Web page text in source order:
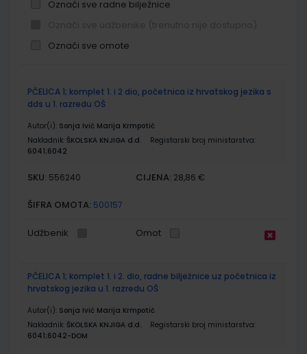
Označi sve radne bilježnice
Označi sve omote
proizvodi
PČELICA 1; komplet 1. i 2 dio, početnica iz hrvatskog jezika s
dds u 1. razredu OŠ
Autor(i): Sonja Ivić Marija Krmpotić
Nakladnik: ŠKOLSKA KNJIGA d.d.
Registarski broj ministarstva:
6041;6042
SKU: 556240 CIJENA: 28,86 €
ŠIFRA OMOTA: 500157
Udžbenik Omot
PČELICA 1; komplet 1. i 2. dio, radne bilježnice uz početnica iz
hrvatskog jezika u 1. razredu OŠ
Autor(i): Sonja Ivić Marija Krmpotić
Nakladnik: ŠKOLSKA KNJIGA d.d.
Registarski broj ministarstva:
6041;6042-DOM